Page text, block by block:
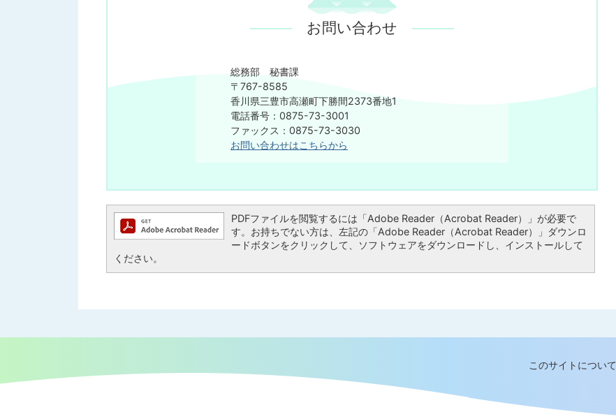
お問い合わせ
総務部 秘書課
〒767-8585
香川県三豊市高瀬町下勝間2373番地1
電話番号：0875-73-3001
​​​​​​​ファックス：0875-73-3030
お問い合わせはこちらから
PDFファイルを閲覧するには「Adobe Reader（Acrobat Reader）」が必要で
す。お持ちでない方は、左記の「Adobe Reader（Acrobat Reader）」ダウンロ
ードボタンをクリックして、ソフトウェアをダウンロードし、インストールして
ください。
このサイトについて